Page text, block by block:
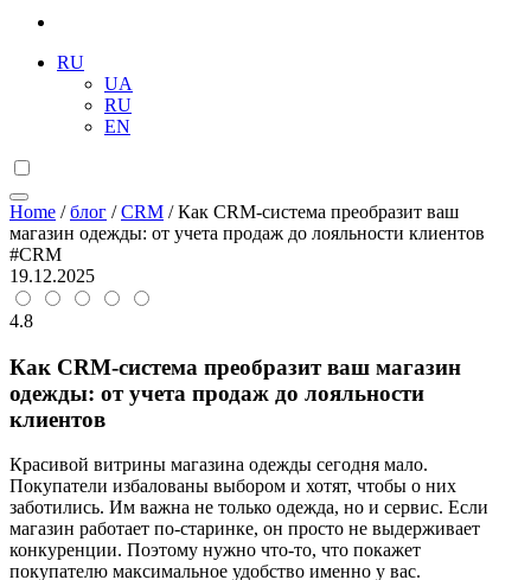
RU
UA
RU
EN
Home /блог /CRM /Как CRM-система преобразит ваш
магазин одежды: от учета продаж до лояльности клиентов
#CRM
19.12.2025
4.8
Как CRM-система преобразит ваш магазин
одежды: от учета продаж до лояльности
клиентов
Красивой витрины магазина одежды сегодня мало.
Покупатели избалованы выбором и хотят, чтобы о них
заботились. Им важна не только одежда, но и сервис. Если
магазин работает по-старинке, он просто не выдерживает
конкуренции. Поэтому нужно что-то, что покажет
покупателю максимальное удобство именно у вас.